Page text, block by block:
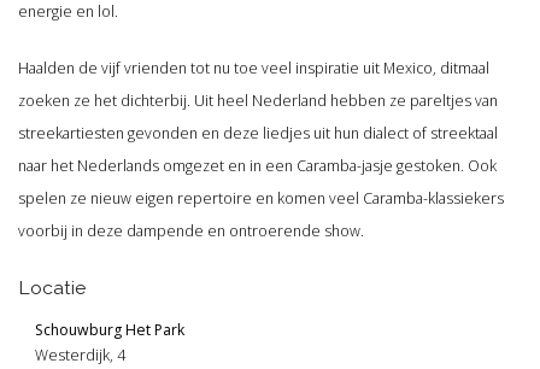
energie en lol.
Haalden de vijf vrienden tot nu toe veel inspiratie uit Mexico, ditmaal
zoeken ze het dichterbij. Uit heel Nederland hebben ze pareltjes van
streekartiesten gevonden en deze liedjes uit hun dialect of streektaal
naar het Nederlands omgezet en in een Caramba-jasje gestoken. Ook
spelen ze nieuw eigen repertoire en komen veel Caramba-klassiekers
voorbij in deze dampende en ontroerende show.
Locatie
Schouwburg Het Park
Westerdijk, 4